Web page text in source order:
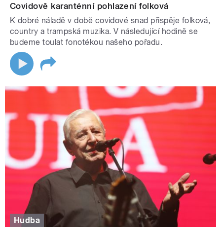
Covidově karanténní pohlazení folková
K dobré náladě v době covidové snad přispěje folková,
country a trampská muzika. V následující hodině se
budeme toulat fonotékou našeho pořadu.
Hudba